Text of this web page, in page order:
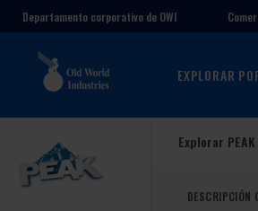
Departamento corporativo de OWI
EXPLORAR
Explorar PEAK
DESCRIPCIÓN